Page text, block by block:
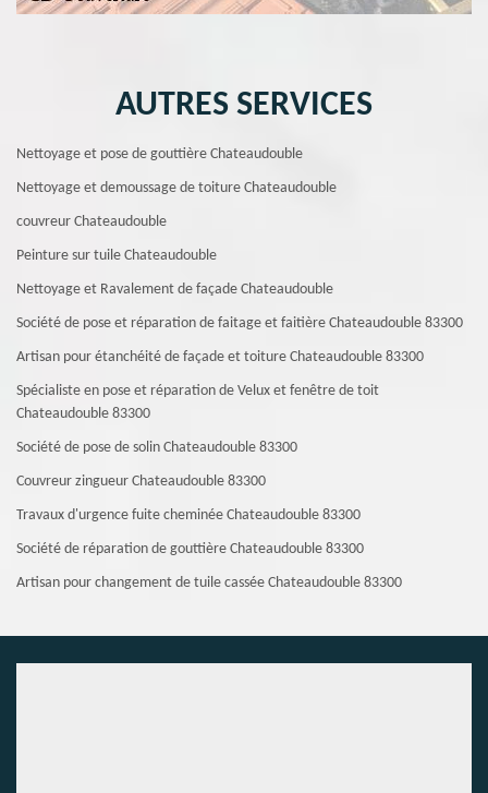
AUTRES SERVICES
Nettoyage et pose de gouttière Chateaudouble
Nettoyage et demoussage de toiture Chateaudouble
couvreur Chateaudouble
Peinture sur tuile Chateaudouble
Nettoyage et Ravalement de façade Chateaudouble
Société de pose et réparation de faitage et faitière Chateaudouble 83300
Artisan pour étanchéité de façade et toiture Chateaudouble 83300
Spécialiste en pose et réparation de Velux et fenêtre de toit
Chateaudouble 83300
Société de pose de solin Chateaudouble 83300
Couvreur zingueur Chateaudouble 83300
Travaux d'urgence fuite cheminée Chateaudouble 83300
Société de réparation de gouttière Chateaudouble 83300
Artisan pour changement de tuile cassée Chateaudouble 83300